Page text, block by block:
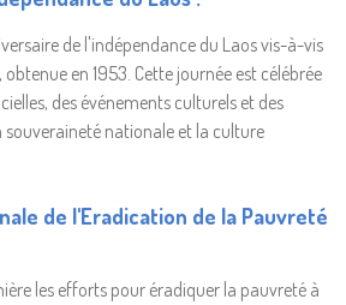
de l'indépendance du Laos vis-à-vis
en 1953. Cette journée est célébrée
des événements culturels et des
nationale et la culture
de l'Eradication de la Pauvreté
les efforts pour éradiquer la pauvreté à